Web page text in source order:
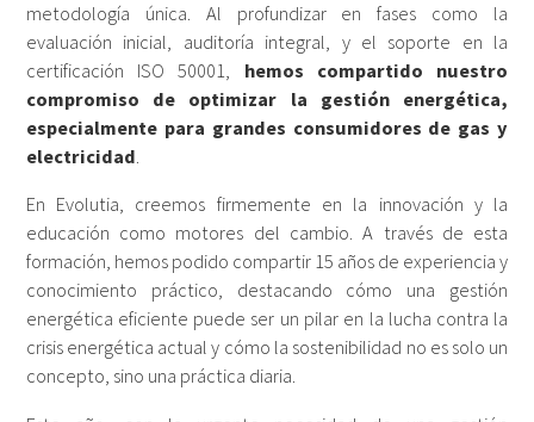
metodología única. Al profundizar en fases como la
evaluación inicial, auditoría integral, y el soporte en la
certificación ISO 50001, hemos compartido nuestro
compromiso de optimizar la gestión energética,
especialmente para grandes consumidores de gas y
electricidad.
En Evolutia, creemos firmemente en la innovación y la
educación como motores del cambio. A través de esta
formación, hemos podido compartir 15 años de experiencia y
conocimiento práctico, destacando cómo una gestión
energética eficiente puede ser un pilar en la lucha contra la
crisis energética actual y cómo la sostenibilidad no es solo un
concepto, sino una práctica diaria.